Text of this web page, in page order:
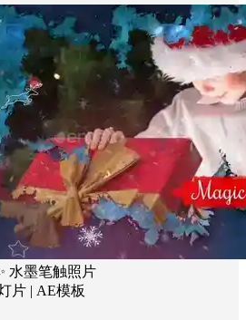
水墨笔触照片
片 | AE模板